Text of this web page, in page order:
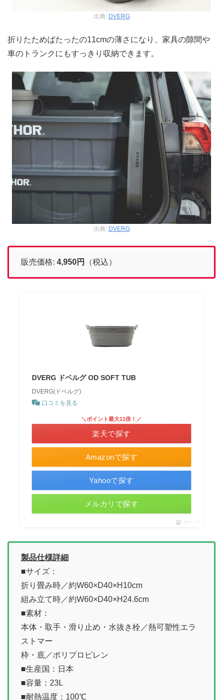
出典: DVERG
折りたためばたったの11cmの薄さになり、家具の隙間や
車のトランクにもすっきり収納できます。
出典: DVERG
販売価格: 4,950円 （税込）
DVERG ドベルグ OD SOFT TUB
DVERG(ドベルグ)
口コミを見る
Amazonで探す
＼ポイント最大11倍！／
楽天で探す
Yahooで探す
メルカリで探す
ポチップ
製品仕様詳細
■サイズ：
折り畳み時／約W60×D40×H10cm
組み立て時／約W60×D40×H24.6cm
■素材：
本体・取手・滑り止め・水抜き栓／熱可塑性エラ
ストマー
枠・底／ポリプロピレン
■生産国：日本
■容量：23L
■耐熱温度：100℃